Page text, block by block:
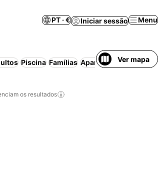
PT · € Iniciar sessão Menu
Piscina Famílias Aparthotel Wi-fi
Ver mapa
os resultados
favoritos